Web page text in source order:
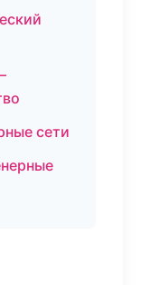
сети